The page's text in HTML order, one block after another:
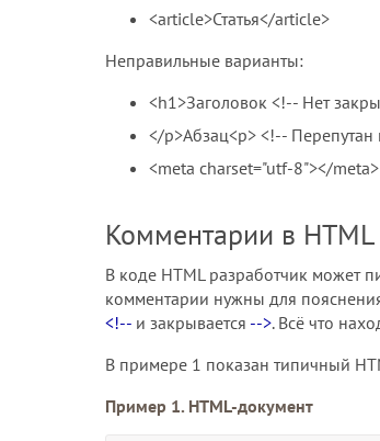
<article>Статья</article>
Неправильные варианты:
<h1>Заголовок <!-- Нет
</p>Абзац<p> <!-- Перепутан
<meta charset="utf-8"></
Комментарии в HTML
В коде HTML разработчик может
комментарии нужны для
<!-- и закрывается -->. Всё что
В примере 1 показан типичный
Пример 1. HTML-документ